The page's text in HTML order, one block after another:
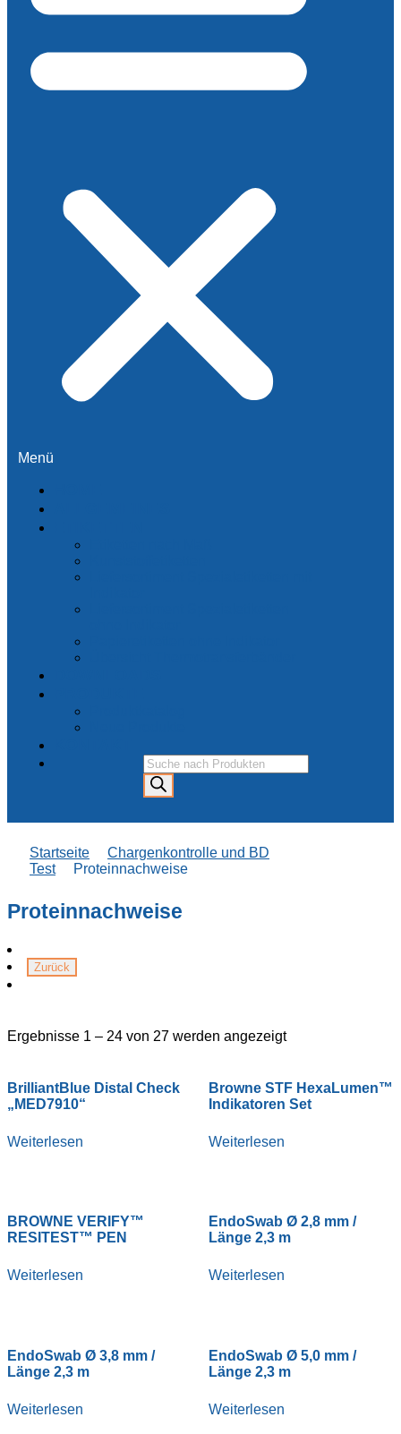
Menü
Products
search
Startseite
Chargenkontrolle und BD
Test
Proteinnachweise
Proteinnachweise
Ergebnisse 1 – 24 von 27 werden angezeigt
BrilliantBlue Distal Check
„MED7910“
Weiterlesen
Browne STF HexaLumen™
Indikatoren Set
Weiterlesen
BROWNE VERIFY™
RESITEST™ PEN
Weiterlesen
EndoSwab Ø 2,8 mm /
Länge 2,3 m
Weiterlesen
EndoSwab Ø 3,8 mm /
Länge 2,3 m
Weiterlesen
EndoSwab Ø 5,0 mm /
Länge 2,3 m
Weiterlesen